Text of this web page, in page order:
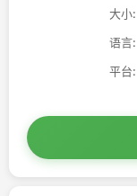
大小:
语言:
平台: